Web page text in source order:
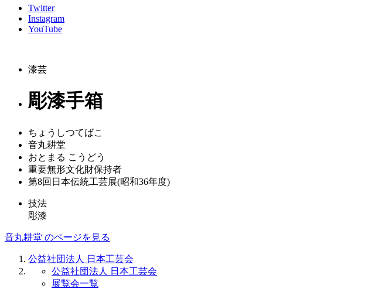
Twitter
Instagram
YouTube
漆芸
彫漆手箱
ちょうしつてばこ
音丸耕堂
おとまる こうどう
重要無形文化財保持者
第8回日本伝統工芸展(昭和36年度)
技法
彫漆
音丸耕堂 のページを見る
公益社団法人 日本工芸会
公益社団法人 日本工芸会
展覧会一覧